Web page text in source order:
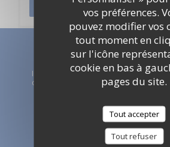
vos préférences.
pouvez modifier vos
tout moment en
sur l'icône
cookie en bas à
pages du site.
Tout accepter
Tout refuser
RÉSERVER
Newsletter
Inscrivez-vous à notre lettre
communications personnalisées et des
S'ABONNER